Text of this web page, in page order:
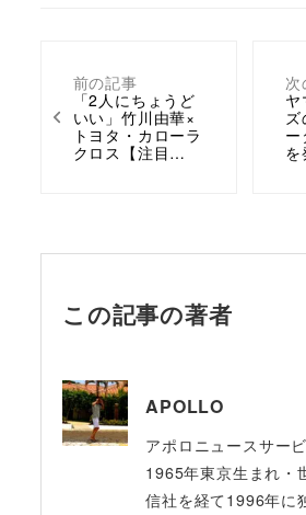
前の記事
「2人にちょうど
いい」竹川由華×
トヨタ・カローラ
クロス【注目…
次
ヤ
ズ
ー
この記事の著者
APOLLO
アポロニュースサー
1965年東京生まれ・
信社を経て1996年に